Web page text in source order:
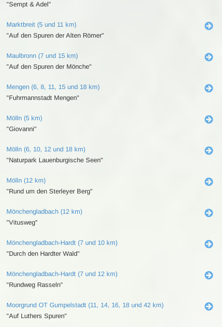
"Sempt & Adel"
Marktbreit (5 und 11 km)
"Auf den Spuren der Alten Römer"
Maulbronn (7 und 15 km)
"Auf den Spuren der Mönche"
Mengen (6, 8, 11, 15 und 18 km)
"Fuhrmannstadt Mengen"
Mölln (5 km)
"Giovanni"
Mölln (6, 10, 12 und 18 km)
"Naturpark Lauenburgische Seen"
Mölln (12 km)
"Rund um den Sterleyer Berg"
Mönchengladbach (12 km)
"Vitusweg"
Mönchengladbach-Hardt (7 und 10 km)
"Durch den Hardter Wald"
Mönchengladbach-Hardt (7 und 12 km)
"Rundweg Rasseln"
Moorgrund OT Gumpelstadt (11, 14, 16, 18 und 42 km)
"Auf Luthers Spuren"